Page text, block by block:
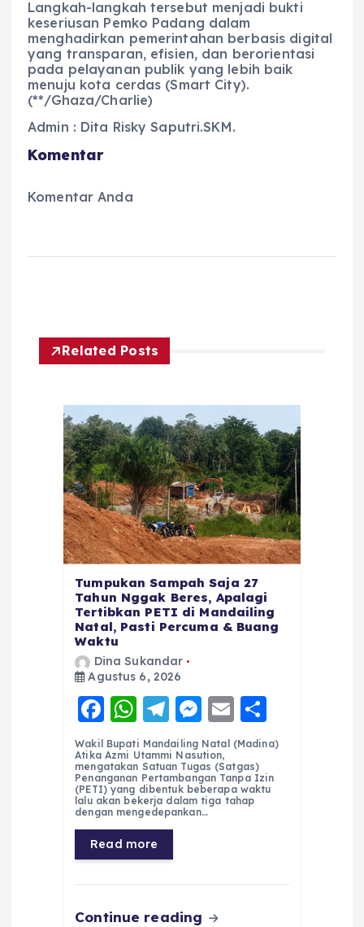
Langkah-langkah tersebut menjadi bukti
keseriusan Pemko Padang dalam
menghadirkan pemerintahan berbasis digital
yang transparan, efisien, dan berorientasi
pada pelayanan publik yang lebih baik
menuju kota cerdas (Smart City).
(**/Ghaza/Charlie)
Admin : Dita Risky Saputri.SKM.
Komentar
Komentar Anda
Related Posts
Tumpukan Sampah Saja 27
Tahun Nggak Beres, Apalagi
Tertibkan PETI di Mandailing
Natal, Pasti Percuma & Buang
Waktu
Dina Sukandar
Agustus 6, 2026
F
a
c
e
b
o
o
k
W
h
a
ts
A
p
p
T
el
e
g
r
a
m
M
e
ss
e
n
E
m
ai
l
h
re
Wakil Bupati Mandailing Natal (Madina)
Atika Azmi Utammi Nasution,
mengatakan Satuan Tugas (Satgas)
Penanganan Pertambangan Tanpa Izin
(PETI) yang dibentuk beberapa waktu
lalu akan bekerja dalam tiga tahap
dengan mengedepankan…
Read more
Continue reading